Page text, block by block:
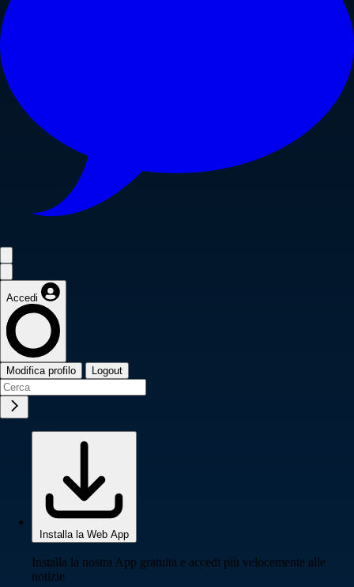
Accedi
Modifica profilo Logout
Installa la Web App
Installa la nostra App gratuita e accedi più velocemente alle
notizie